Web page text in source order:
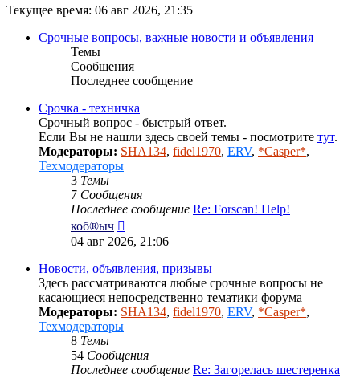
Текущее время: 06 авг 2026, 21:35
Срочные вопросы, важные новости и объявления
Темы
Сообщения
Последнее сообщение
Срочка - техничка
Срочный вопрос - быстрый ответ.
Если Вы не нашли здесь своей темы - посмотрите тут.
Модераторы: SHA134, fidel1970, ERV, *Casper*,
Техмодераторы
3 Темы
7 Сообщения
Последнее сообщение Re: Forscan! Help!
коб®ыч
к
сообщению
04 авг 2026, 21:06
Новости, объявления, призывы
Здесь рассматриваются любые срочные вопросы не
касающиеся непосредственно тематики форума
Модераторы: SHA134, fidel1970, ERV, *Casper*,
Техмодераторы
8 Темы
54 Сообщения
Последнее сообщение Re: Загорелась шестеренка